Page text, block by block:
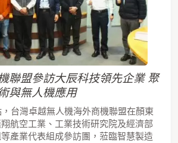
聯盟參訪大辰科技領先企業 聚
與無人機應用
台灣卓越無人機海外商機聯盟在顏東
航空工業、工業技術研究院及經濟部
產業代表組成參訪團，蒞臨智慧製造